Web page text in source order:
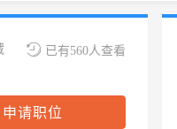
已有560人查看
申请职位